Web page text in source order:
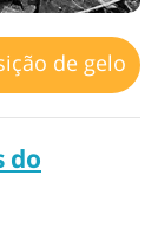
de gelo
do